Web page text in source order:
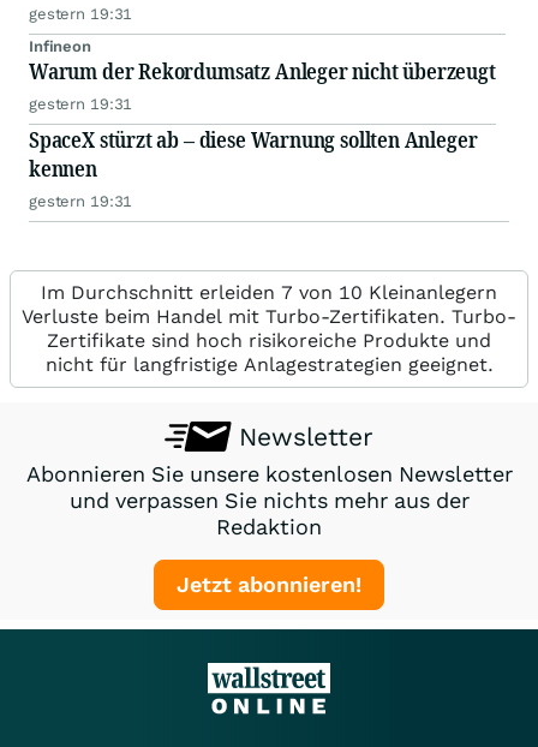
gestern 19:31
Infineon
Warum der Rekordumsatz Anleger nicht überzeugt
gestern 19:31
SpaceX stürzt ab – diese Warnung sollten Anleger
kennen
gestern 19:31
Im Durchschnitt erleiden 7 von 10 Kleinanlegern
Verluste beim Handel mit Turbo-Zertifikaten. Turbo-
Zertifikate sind hoch risikoreiche Produkte und
nicht für langfristige Anlagestrategien geeignet.
Newsletter
Abonnieren Sie unsere kostenlosen Newsletter
und verpassen Sie nichts mehr aus der
Redaktion
Jetzt abonnieren!